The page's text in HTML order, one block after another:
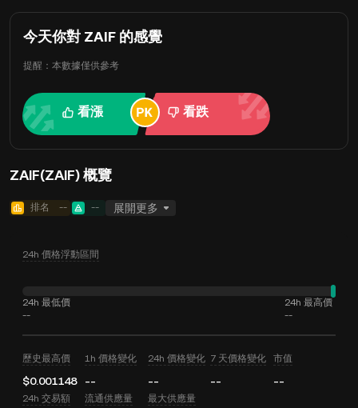
今天你對 ZAIF 的感覺
提醒：本數據僅供參考
看漲 看跌
ZAIF(ZAIF) 概覽
排名 -- -- 展開更多
24h 價格浮動區間
24h 最低價
--
24h 最高價
--
歷史最高價
$0.001148
1h 價格變化
--
24h 價格變化
--
7 天價格變化
--
市值
--
24h 交易額 流通供應量 最大供應量